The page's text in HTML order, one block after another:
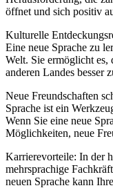
öffnet und sich positiv
Kulturelle
Eine neue Sprache zu
Welt. Sie ermöglicht
anderen Landes besser
Neue Freundschaften
Sprache ist ein
Wenn Sie eine neue
Möglichkeiten, neue
Karrierevorteile: In der
mehrsprachige
neuen Sprache kann